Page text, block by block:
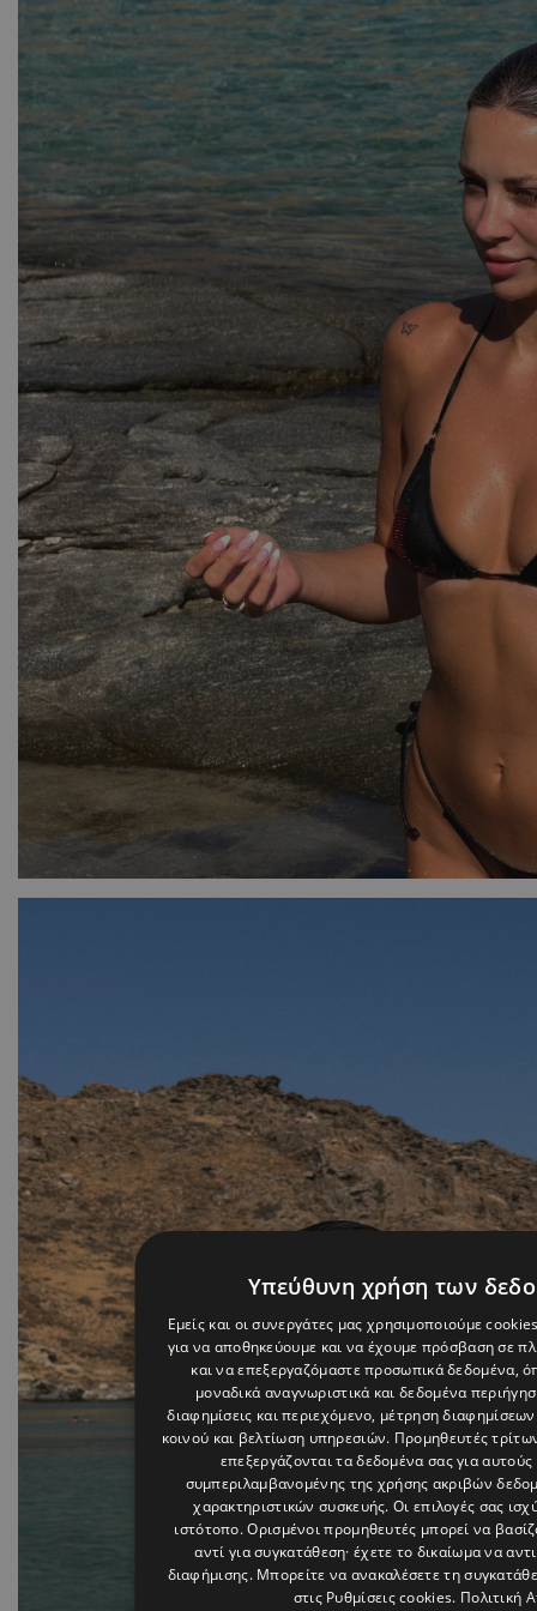
Υπεύθυνη χρήση των
Εμείς και οι συνεργάτες μας χρησιμοποιούμε
για να αποθηκεύουμε και να έχουμε πρόσβαση σε
και να επεξεργαζόμαστε προσωπικά δεδομένα,
μοναδικά αναγνωριστικά και δεδομένα
διαφημίσεις και περιεχόμενο, μέτρηση
κοινού και βελτίωση υπηρεσιών. Προμηθευτές
επεξεργάζονται τα δεδομένα σας για
συμπεριλαμβανομένης της χρήσης ακριβών
χαρακτηριστικών συσκευής. Οι επιλογές σας
ιστότοπο. Ορισμένοι προμηθευτές μπορεί να
αντί για συγκατάθεση· έχετε το δικαίωμα να
διαφήμισης. Μπορείτε να ανακαλέσετε τη
στις Ρυθμίσεις cookies. Πολιτική